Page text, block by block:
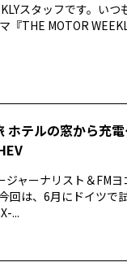
スタッフです。い
『THE MOTOR
ホテルの窓から充
ャーナリスト＆FM
回は、6月にドイツで
...